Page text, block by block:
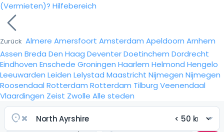
(Vermieten)? Hilfebereich
Zurück Almere Amersfoort Amsterdam Apeldoorn Arnhem
Assen Breda Den Haag DeventerDoetinchem Dordrecht
Eindhoven Enschede Groningen Haarlem Helmond Hengelo
Leeuwarden Leiden Lelystad Maastricht Nijmegen Nijmegen
Roosendaal Rotterdam Rotterdam Tilburg Veenendaal
Vlaardingen Zeist Zwolle Alle steden